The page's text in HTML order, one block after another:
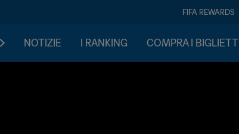
FIFA REWARDS
NOTIZIE I RANKING COMPRA I BIGLIETTI